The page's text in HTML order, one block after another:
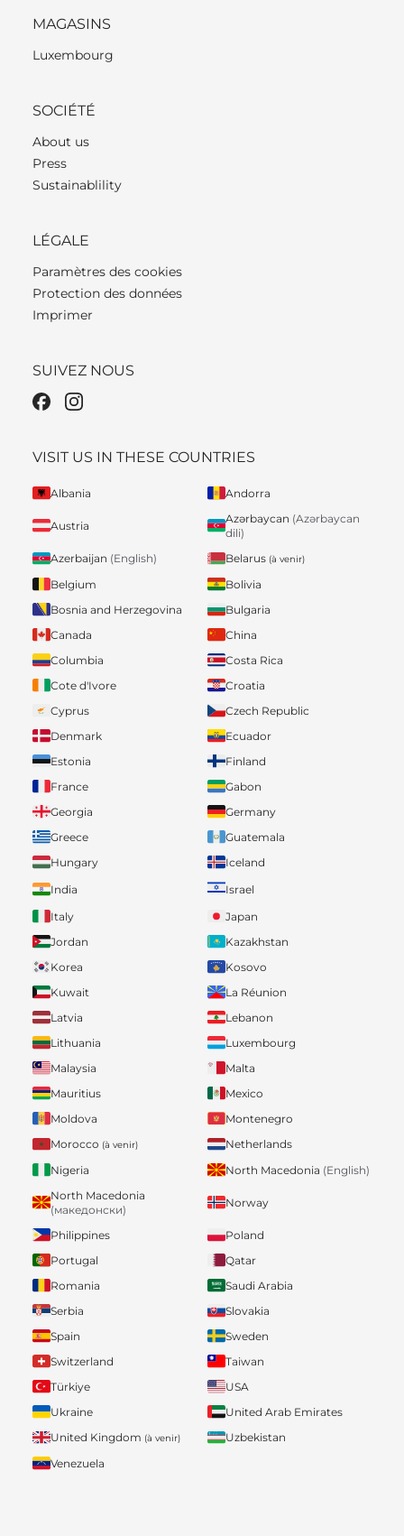
MAGASINS
Luxembourg
SOCIÉTÉ
About us
Press
Sustainablility
LÉGALE
Paramètres des cookies
Protection des données
Imprimer
SUIVEZ NOUS
VISIT US IN THESE COUNTRIES
Albania Andorra
Austria
Azərbaycan (Azərbaycan
dili)
Azerbaijan (English) Belarus (à venir)
Belgium
Bolivia
Bosnia and Herzegovina
Bulgaria
Canada
China
Columbia
Costa Rica
Cote d'Ivore
Croatia
Cyprus
Czech Republic
Denmark
Ecuador
Estonia
Finland
France
Gabon
Georgia
Germany
Greece
Guatemala
Hungary
Iceland
India
Israel
Italy
Japan
Jordan
Kazakhstan
Korea
Kosovo
Kuwait
La Réunion
Latvia
Lebanon
Lithuania
Luxembourg
Malaysia
Malta
Mauritius
Mexico
Moldova
Montenegro
Morocco (à venir)
Netherlands
Nigeria
North Macedonia (English)
North Macedonia
(македонски)
Norway
Philippines
Poland
Portugal
Qatar
Romania
Saudi Arabia
Serbia
Slovakia
Spain
Sweden
Switzerland
Taiwan
Türkiye
USA
Ukraine
United Arab Emirates
United Kingdom (à venir)
Uzbekistan
Venezuela